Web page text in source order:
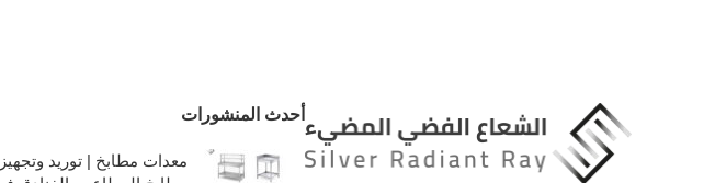
أحدث المنشورات
معدات مطابخ | توريد وتجهيز